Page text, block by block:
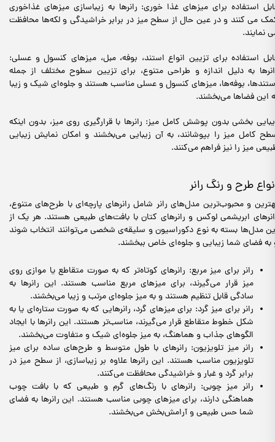
استفاده برای میزهای غذا خوری: رانرها به زیباسازی میزهای غذاخوری
می کنند و در عین حال از سطح میز در برابر خراشیدگی و لکه‌ها محافظت
نمایند.
استفاده برای تزیین انواع استند، بوفه، مبل، میزهای کنسول و عسلی:
به دلیل اندازه و طراحی متنوع، برای تزیین سطوح مختلف از جمله
بوفه‌ها، میزهای کنسول و عسلی مناسب هستند و جلوه‌ای شیک و زیبا
این فضاها می‌بخشند.
بخشی بدون پوشش کامل میز: رانرها با قرارگیری روی میز، بدون اینکه
کامل میز را بپوشانند، به آن زیبایی می‌بخشند و امکان نمایش زیبایی
میز را نیز فراهم می‌کنند.
طرح و رنگ رانر
و محبوب‌ترین مدل‌های رانر شامل رانرهای پارچه‌ای با طرح‌های متنوع،
ابریشمی لوکس و رانرهای کتان با بافت‌های طبیعی هستند. هر یک از
مدل‌ها بسته به نوع دکوراسیون و سلیقه‌ی شخصی می‌توانند انتخاب شوند
به فضای شما زیبایی و جلوه‌ای خاص ببخشند.
رانر برای میز مربع: رانرهای کوتاه‌تر که به صورت متقاطع یا موازی روی
میز قرار می‌گیرند، برای میزهای مربع مناسب هستند. این رانرها به
سادگی قابل تنظیم هستند و به میز جلوه‌ای مرتب و زیبا می‌بخشند.
رانر برای میز گرد: برای میزهای گرد، رانرهایی که به صورت ستاره‌ای یا به
شکل خطوط متقاطع قرار می‌گیرند، مناسب‌تر هستند. این رانرها با ایجاد
الگوهای جذاب و هماهنگ، به میز جلوه‌ای شیک و متفاوت می‌بخشند.
رانر میز تلویزیون: رانرهای با طول متوسط و طرح‌های ساده برای میز
تلویزیون مناسب هستند. این رانرها علاوه بر زیباسازی، از سطح میز در
برابر گرد و غبار و خراشیدگی محافظت می‌کنند.
رانر میز چوبی: رانرهای با رنگ‌های گرم و طبیعی که با بافت چوب
هماهنگی دارند، برای میزهای چوبی مناسب هستند. این رانرها به فضای
شما حس طبیعی و آرامش‌بخش می‌بخشند.